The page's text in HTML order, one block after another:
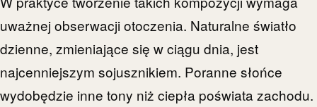
uważnej obserwacji otoczenia. Naturalne światło
dzienne, zmieniające się w ciągu dnia, jest
najcenniejszym sojusznikiem. Poranne słońce
wydobędzie inne tony niż ciepła poświata zachodu.